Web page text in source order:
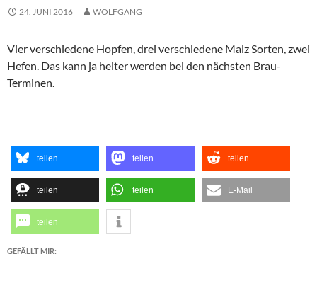
24. JUNI 2016 WOLFGANG
Vier verschiedene Hopfen, drei verschiedene Malz Sorten, zwei
Hefen. Das kann ja heiter werden bei den nächsten Brau-
Terminen.
teilen teilen teilen
teilen teilen E-Mail
teilen
GEFÄLLT MIR: